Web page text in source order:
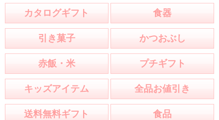
カタログギフト 食器
引き菓子 かつおぶし
赤飯・米 プチギフト
キッズアイテム 全品お値引き
送料無料ギフト 食品